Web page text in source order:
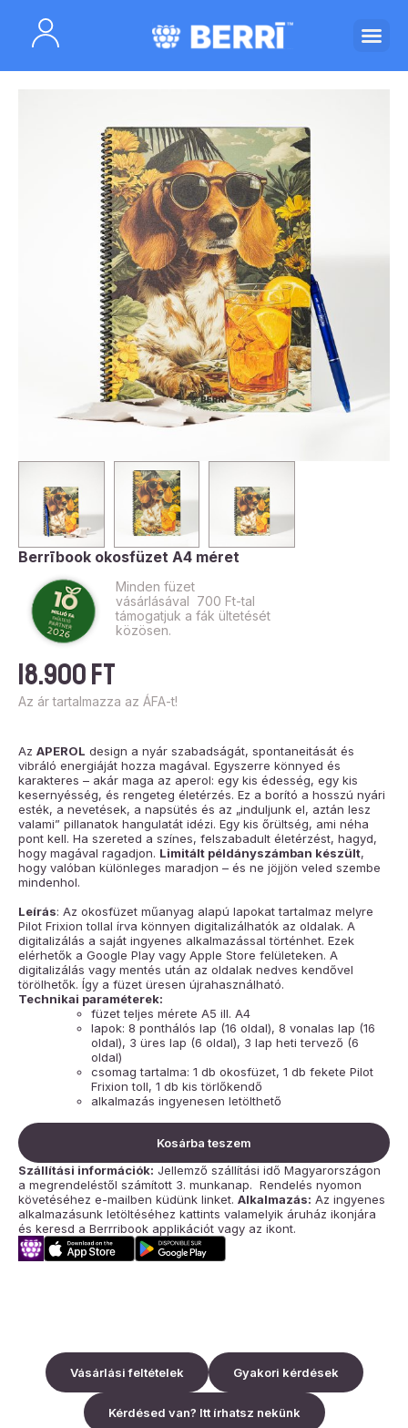
Berrībook okosfüzet A4 méret
18.900Ft
Minden füzet
vásárlásával 700 Ft-tal
támogatjuk a fák ültetését
közösen.
Az ár tartalmazza az ÁFA-t!
Az APEROL design a nyár szabadságát, spontaneitását és
vibráló energiáját hozza magával. Egyszerre könnyed és
karakteres – akár maga az aperol: egy kis édesség, egy kis
kesernyésség, és rengeteg életérzés. Ez a borító a hosszú nyári
esték, a nevetések, a napsütés és az „induljunk el, aztán lesz
valami” pillanatok hangulatát idézi. Egy kis őrültség, ami néha
pont kell. Ha szereted a színes, felszabadult életérzést, hagyd,
hogy magával ragadjon. Limitált példányszámban készült,
hogy valóban különleges maradjon – és ne jöjjön veled szembe
mindenhol.
Leírás: Az okosfüzet műanyag alapú lapokat tartalmaz melyre
Pilot Frixion tollal írva könnyen digitalizálhatók az oldalak. A
digitalizálás a saját ingyenes alkalmazással történhet. Ezek
elérhetők a Google Play vagy Apple Store felületeken. A
digitalizálás vagy mentés után az oldalak nedves kendővel
törölhetők. Így a füzet üresen újrahasználható.
Technikai paraméterek:
füzet teljes mérete A5 ill. A4
lapok: 8 ponthálós lap (16 oldal), 8 vonalas lap (16
oldal), 3 üres lap (6 oldal), 3 lap heti tervező (6
oldal)
csomag tartalma: 1 db okosfüzet, 1 db fekete Pilot
Frixion toll, 1 db kis törlőkendő
alkalmazás ingyenesen letölthető
Kosárba teszem
Szállítási információk: Jellemző szállítási idő Magyarországon
a megrendeléstől számított 3. munkanap. Rendelés nyomon
követéséhez e-mailben küdünk linket. Alkalmazás: Az ingyenes
alkalmazásunk letöltéséhez kattints valamelyik áruház ikonjára
és keresd a Berrribook applikációt vagy az ikont.
Vásárlási feltételek Gyakori kérdések
Kérdésed van? Itt írhatsz nekünk